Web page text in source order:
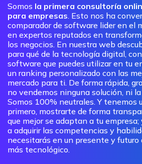
Somos la primera consultoría
para empresas. Esto nos ha
comparador de software lider en el
en expertos reputados en
los negocios. En nuestra web
para qué de la tecnología digital,
software que puedes utilizar en tu
un ranking personalizado con las
mercado para ti. De forma rápida,
no vendemos ninguna solución, ni
Somos 100% neutrales. Y tenemos
primero, mostrarte de forma
que mejor se adaptan a tu empresa;
a adquirir las competencias y
necesitarás en un presente y futuro
más tecnológico.